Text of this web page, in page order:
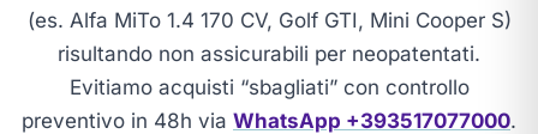
(es. Alfa MiTo 1.4 170 CV, Golf GTI, Mini Cooper S)
risultando non assicurabili per neopatentati.
Evitiamo acquisti “sbagliati” con controllo
preventivo in 48h via WhatsApp +393517077000.